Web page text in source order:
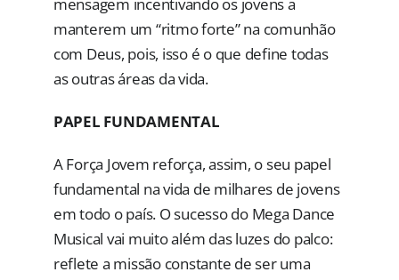
mensagem incentivando os jovens a
manterem um “ritmo forte” na comunhão
com Deus, pois, isso é o que define todas
as outras áreas da vida.
PAPEL FUNDAMENTAL
A Força Jovem reforça, assim, o seu papel
fundamental na vida de milhares de jovens
em todo o país. O sucesso do Mega Dance
Musical vai muito além das luzes do palco:
reflete a missão constante de ser uma